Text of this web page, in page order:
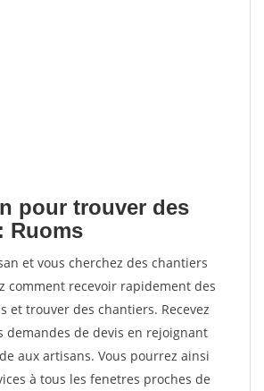
pour trouver des
Ruoms
et vous cherchez des chantiers
comment recevoir rapidement des
et trouver des chantiers. Recevez
demandes de devis en rejoignant
aux artisans. Vous pourrez ainsi
à tous les fenetres proches de